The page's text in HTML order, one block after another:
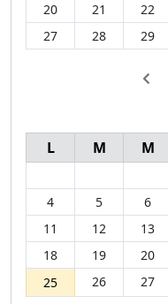
20
21 22
27
28 29
L M M
4
5 6
11
12 13
18
19 20
25
26 27